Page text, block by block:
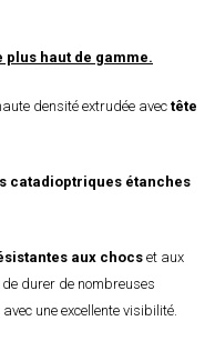
plus haut de gamme.
densité extrudée avec tête
catadioptriques étanches
aux chocset aux
durer de nombreuses
une excellente visibilité.